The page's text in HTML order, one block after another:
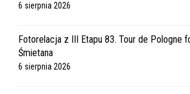
6 sierpnia 2026
Fotorelacja z III Etapu 83. Tour de Pologne
Śmietana
6 sierpnia 2026